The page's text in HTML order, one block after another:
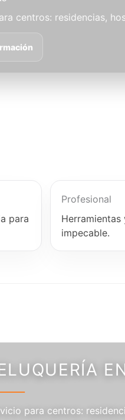
centros: residencias,
para
Profesional
impecable.
para centros: